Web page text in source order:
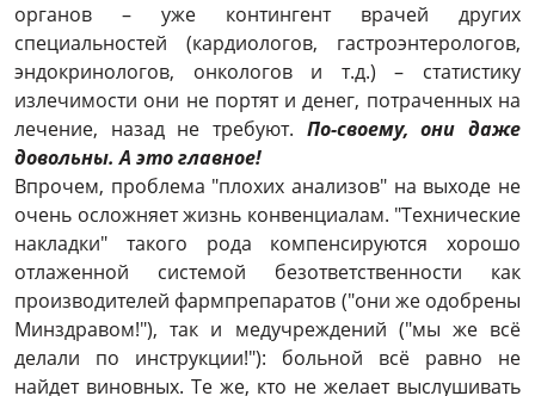
органов – уже контингент врачей других
специальностей (кардиологов, гастроэнтерологов,
эндокринологов, онкологов и т.д.) – статистику
излечимости они не портят и денег, потраченных на
лечение, назад не требуют. По-своему, они даже
довольны. А это главное!
Впрочем, проблема "плохих анализов" на выходе не
очень осложняет жизнь конвенциалам. "Технические
накладки" такого рода компенсируются хорошо
отлаженной системой безответственности как
производителей фармпрепаратов ("они же одобрены
Минздравом!"), так и медучреждений ("мы же всё
делали по инструкции!"): больной всё равно не
найдет виновных. Те же, кто не желает выслушивать